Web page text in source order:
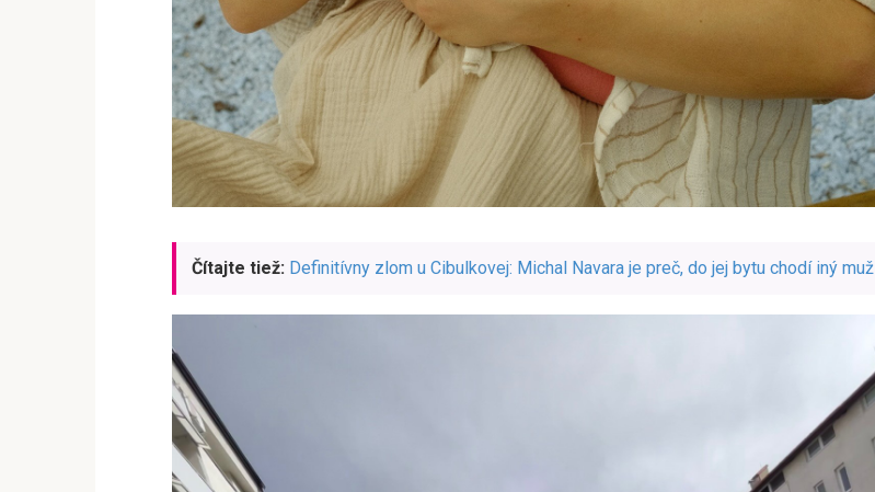
Čítajte tiež: Definitívny zlom u Cibulkovej: Michal Navara je preč, do jej bytu chodí iný muž